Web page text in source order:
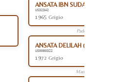
ANSATA IBN SUDAN (US)
US32342
1965 Grigio
Padre
ANSATA DELILAH (US)
US0080322
1972 Grigio
Madre